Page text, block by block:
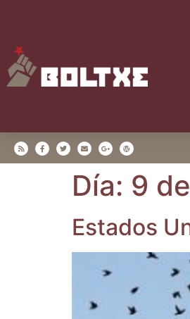
Día: 9
Esta­dos